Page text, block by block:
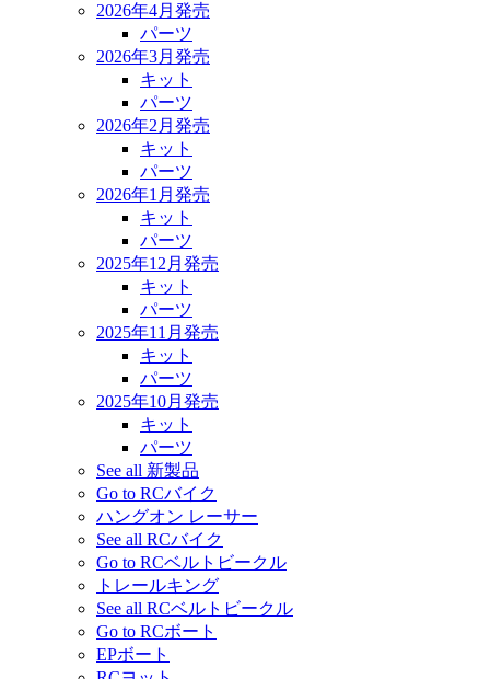
2026年4月発売
パーツ
2026年3月発売
キット
パーツ
2026年2月発売
キット
パーツ
2026年1月発売
キット
パーツ
2025年12月発売
キット
パーツ
2025年11月発売
キット
パーツ
2025年10月発売
キット
パーツ
See all 新製品
Go to RCバイク
ハングオン レーサー
See all RCバイク
Go to RCベルトビークル
トレールキング
See all RCベルトビークル
Go to RCボート
EPボート